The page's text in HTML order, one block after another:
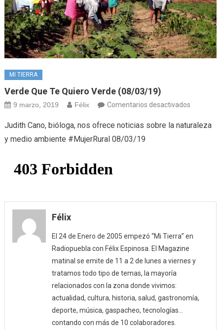
MI TIERRA
Verde Que Te Quiero Verde (08/03/19)
9 marzo, 2019 Félix Comentarios desactivadosen
que
Judith Cano, bióloga, nos ofrece noticias sobre la naturaleza
y medio ambiente #MujerRural 08/03/19
Félix
El 24 de Enero de 2005 empezó “Mi Tierra” en
Radiopuebla con Félix Espinosa. El Magazine
matinal se emite de 11 a 2 de lunes a viernes y
tratamos todo tipo de temas, la mayoría
relacionados con la zona donde vivimos:
actualidad, cultura, historia, salud, gastronomía,
deporte, música, gaspacheo, tecnologías…
contando con más de 10 colaboradores.